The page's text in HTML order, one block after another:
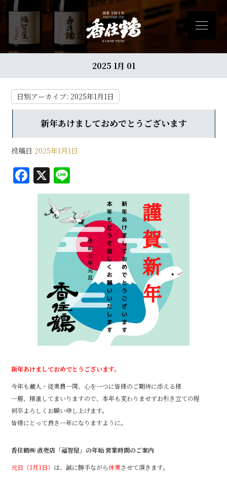
2025 1月 01
日別アーカイブ: 2025年1月1日
新年あけましておめでとうございます
投稿日 2025年1月1日
F
a
X
n
e
新年あけましておめでとうございます。
今年も蔵人・従業員一同、心を一つに皆様のご期待に添える様
一層、精進してまいりますので、本年も変わりませずお引き立ての程
何卒よろしくお願い申し上げます。
皆様にとって良き一年になりますように。
香住鶴㈱ 直売店「福智屋」の年始 営業時間のご案内
元日（1月1日） は、誠に勝手ながら休業させて頂きます。